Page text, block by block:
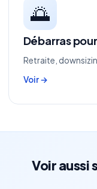
🌅
Débarras
Retraite,
Voir →
Voir aussi